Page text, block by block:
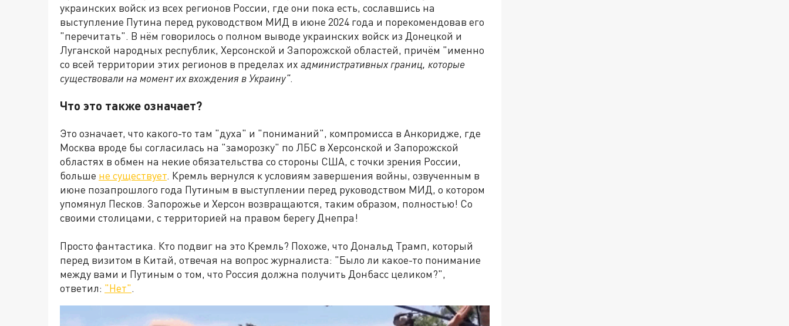
украинских войск из всех регионов России, где они пока есть, сославшись на
выступление Путина перед руководством МИД в июне 2024 года и порекомендовав его
"перечитать". В нём говорилось о полном выводе украинских войск из Донецкой и
Луганской народных республик, Херсонской и Запорожской областей, причём "именно
со всей территории этих регионов в пределах их административных границ, которые
существовали на момент их вхождения в Украину".
Что это также означает?
Это означает, что какого-то там "духа" и "пониманий", компромисса в Анкоридже, где
Москва вроде бы согласилась на "заморозку" по ЛБС в Херсонской и Запорожской
областях в обмен на некие обязательства со стороны США, с точки зрения России,
больше не существует. Кремль вернулся к условиям завершения войны, озвученным в
июне позапрошлого года Путиным в выступлении перед руководством МИД, о котором
упомянул Песков. Запорожье и Херсон возвращаются, таким образом, полностью! Со
своими столицами, с территорией на правом берегу Днепра!
Просто фантастика. Кто подвиг на это Кремль? Похоже, что Дональд Трамп, который
перед визитом в Китай, отвечая на вопрос журналиста: "Было ли какое-то понимание
между вами и Путиным о том, что Россия должна получить Донбасс целиком?",
ответил: "Нет".